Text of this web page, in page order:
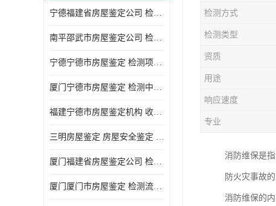
宁德福建省房屋鉴定公司 检测项目广 可及时反馈数据结果
南平邵武市房屋鉴定公司 检测准确率高 加强房屋的日常与管理
宁德宁德市房屋鉴定 检测项目广 可及时反馈数据结果
厦门宁德市房屋鉴定 检测中心 收费合理规范 项目全 周期短
福建宁德市房屋鉴定机构 收费合理规范 加强房屋的日常与管理
三明房屋鉴定 房屋安全鉴定 检测方便 快捷 经验较为丰富
厦门福建省房屋鉴定公司 检测流程规范 加强房屋的日常与管理
厦门厦门市房屋鉴定 检测流程规范 检测方式多样化
检测方式
检测类型
资质
用途
响应速度
专业
消防维保是
防火灾事故
消防维保的